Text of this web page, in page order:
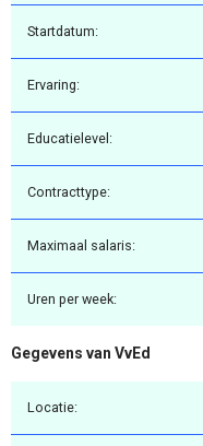
Startdatum:
Ervaring:
Educatielevel:
Contracttype:
Maximaal salaris:
Uren per week:
Gegevens van VvEd
Locatie: